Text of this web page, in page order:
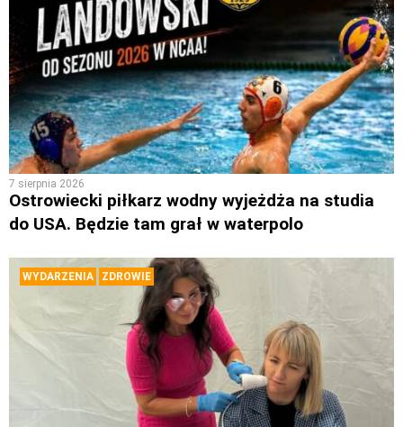
7 sierpnia 2026
Ostrowiecki piłkarz wodny wyjeżdża na studia
do USA. Będzie tam grał w waterpolo
WYDARZENIA ZDROWIE